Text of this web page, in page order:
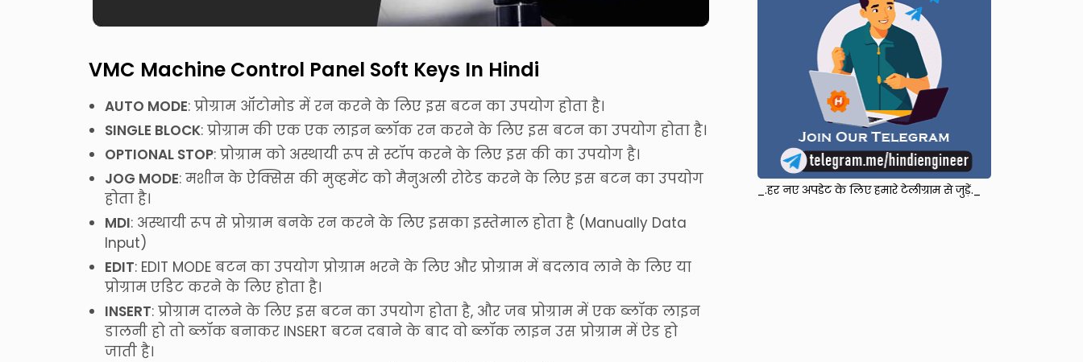
VMC Machine Control Panel Soft Keys In Hindi
AUTO MODE: प्रोग्राम ऑटोमोड में रन करने के लिए इस बटन का उपयोग होता है।
SINGLE BLOCK: प्रोग्राम की एक एक लाइन ब्लॉक रन करने के लिए इस बटन का उपयोग होता है।
OPTIONAL STOP: प्रोग्राम को अस्थायी रूप से स्टॉप करने के लिए इस की का उपयोग है।
JOG MODE: मशीन के ऐक्सिस की मुव्हमेंट को मैनुअली रोटेड करने के लिए इस बटन का उपयोग
होता है।
MDI: अस्थायी रूप से प्रोग्राम बनके रन करने के लिए इसका इस्तेमाल होता है (Manually Data
Input)
EDIT: EDIT MODE बटन का उपयोग प्रोग्राम भरने के लिए और प्रोग्राम में बदलाव लाने के लिए या
प्रोग्राम एडिट करने के लिए होता है।
INSERT: प्रोग्राम दालने के लिए इस बटन का उपयोग होता है, और जब प्रोग्राम में एक ब्लॉक लाइन
डालनी हो तो ब्लॉक बनाकर INSERT बटन दबाने के बाद वो ब्लॉक लाइन उस प्रोग्राम में ऐड हो
जाती है।
_.हर नए अपडेट के लिए हमारे टेलीग्राम से जुड़ें._